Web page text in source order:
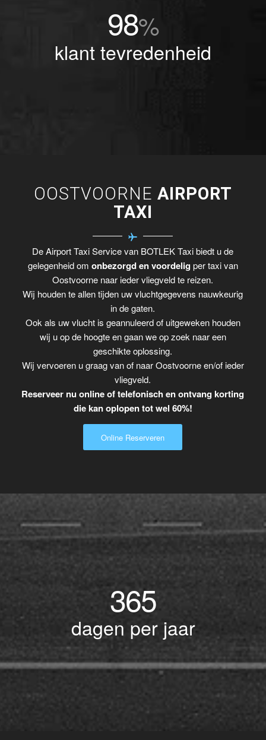
98%
klant tevredenheid
OOSTVOORNE AIRPORT
TAXI
De Airport Taxi Service van BOTLEK Taxi biedt u de
gelegenheid om onbezorgd en voordelig per taxi van
Oostvoorne naar ieder vliegveld te reizen.
Wij houden te allen tijden uw vluchtgegevens nauwkeurig
in de gaten.
Ook als uw vlucht is geannuleerd of uitgeweken houden
wij u op de hoogte en gaan we op zoek naar een
geschikte oplossing.
Wij vervoeren u graag van of naar Oostvoorne en/of ieder
vliegveld.
Reserveer nu online of telefonisch en ontvang korting
die kan oplopen tot wel 60%!
Online Reserveren
365
dagen per jaar